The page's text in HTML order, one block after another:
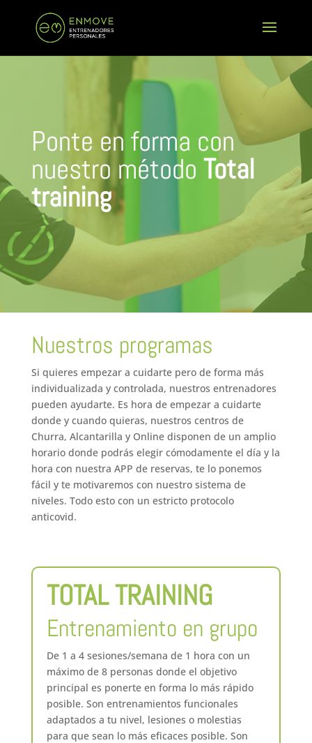
Ponte en forma con
nuestro método Total
training
Nuestros programas
Si quieres empezar a cuidarte pero de forma más
individualizada y controlada, nuestros entrenadores
pueden ayudarte. Es hora de empezar a cuidarte
donde y cuando quieras, nuestros centros de
Churra, Alcantarilla y Online disponen de un amplio
horario donde podrás elegir cómodamente el día y la
hora con nuestra APP de reservas, te lo ponemos
fácil y te motivaremos con nuestro sistema de
niveles. Todo esto con un estricto protocolo
anticovid.
TOTAL TRAINING
Entrenamiento en grupo
De 1 a 4 sesiones/semana de 1 hora con un
máximo de 8 personas donde el objetivo
principal es ponerte en forma lo más rápido
posible. Son entrenamientos funcionales
adaptados a tu nivel, lesiones o molestias
para que sean lo más eficaces posible. Son